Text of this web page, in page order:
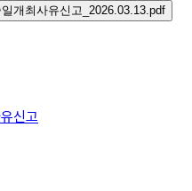
개최사유신고_2026.03.13.pdf
신고